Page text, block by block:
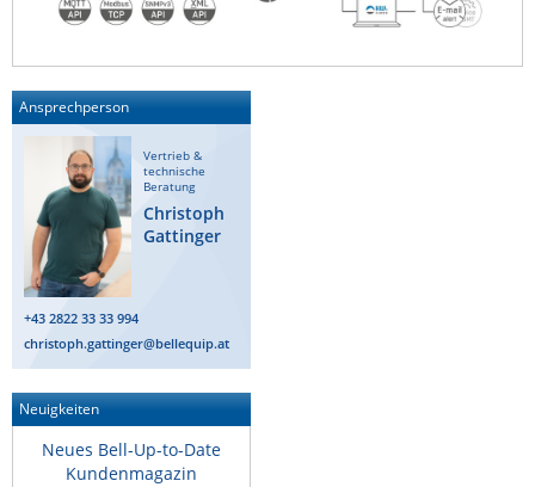
Ansprechperson
Vertrieb &
technische
Beratung
Christoph
Gattinger
+43 2822 33 33 994
christoph.gattinger@bellequip.at
Neuigkeiten
Neues Bell-Up-to-Date
Kundenmagazin